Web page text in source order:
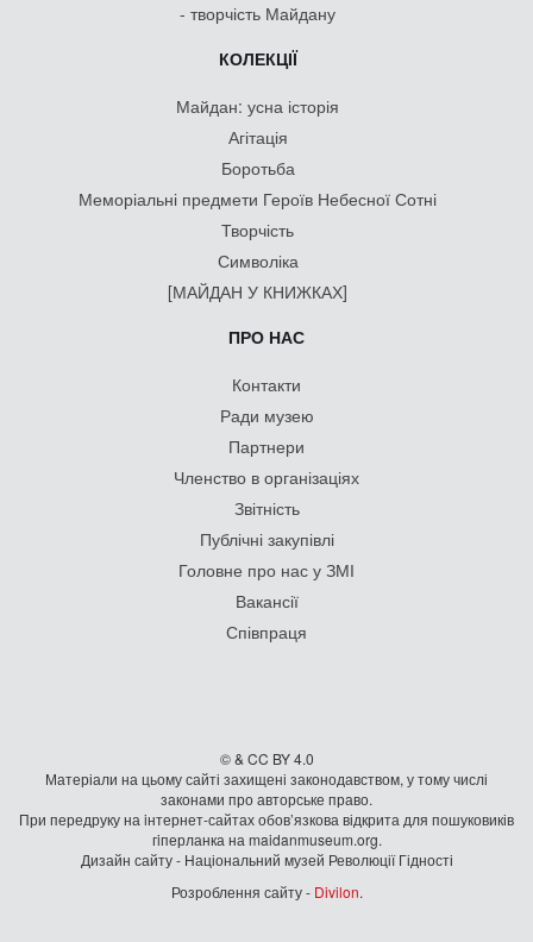
- творчість Майдану
КОЛЕКЦІЇ
Майдан: усна історія
Агітація
Боротьба
Меморіальні предмети Героїв Небесної Сотні
Творчість
Символіка
[МАЙДАН У КНИЖКАХ]
ПРО НАС
Контакти
Ради музею
Партнери
Членство в організаціях
Звітність
Публічні закупівлі
Головне про нас у ЗМІ
Вакансії
Співпраця
© & CC BY 4.0
Матеріали на цьому сайті захищені законодавством, у тому числі
законами про авторське право.
При передруку на iнтернет-сайтах обов’язкова відкрита для пошуковиків
гiперланка на maidanmuseum.org.
Дизайн сайту - Національний музей Революції Гідності
Розроблення сайту - Divilon.